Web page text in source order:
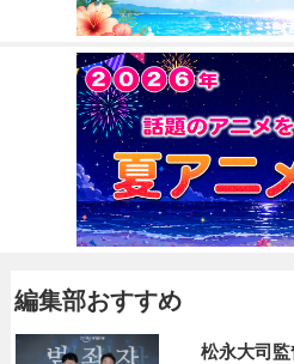
編集部おすすめ
松永大司